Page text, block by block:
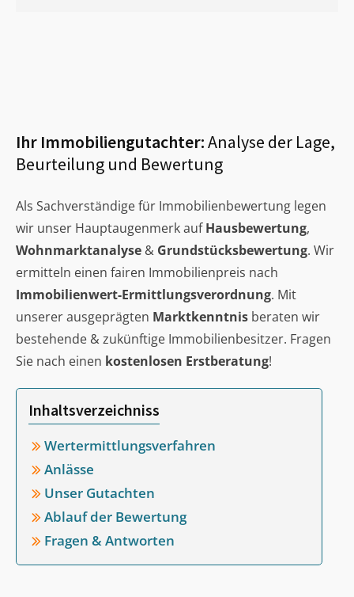
Ihr Immobiliengutachter:Analyse der Lage,
Beurteilung und Bewertung
Als Sachverständige für Immobilienbewertung legen
wir unser Hauptaugenmerk aufHausbewertung,
Wohnmarktanalyse & Grundstücksbewertung. Wir
ermitteln einen fairen Immobilienpreis nach
Immobilienwert-Ermittlungsverordnung. Mit
unserer ausgeprägten Marktkenntnis beraten wir
bestehende & zukünftige Immobilienbesitzer. Fragen
Sie nach einen kostenlosen Erstberatung!
Inhaltsverzeichniss
Wertermittlungsverfahren
Anlässe
Unser Gutachten
Ablauf der Bewertung
Fragen & Antworten